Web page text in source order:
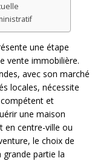
une étape
vente immobilière.
avec son marché
locales, nécessite
compétent et
une maison
en centre-ville ou
le choix de
partie la